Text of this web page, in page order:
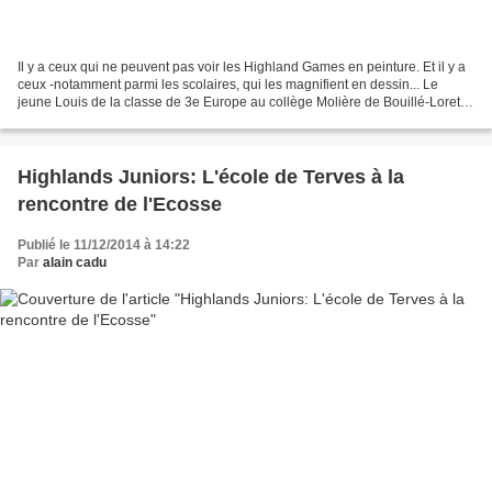
Il y a ceux qui ne peuvent pas voir les Highland Games en peinture. Et il y a
ceux -notamment parmi les scolaires, qui les magnifient en dessin... Le
jeune Louis de la classe de 3e Europe au collège Molière de Bouillé-Loretz
Highlands Juniors: L'école de Terves à la
rencontre de l'Ecosse
Publié le 11/12/2014 à 14:22
Par alain cadu